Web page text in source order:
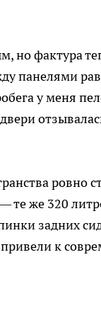
но фактура
панелями
у меня
ровно
те же 320
задних
к